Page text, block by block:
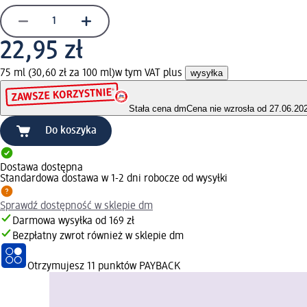
22,95 zł
75 ml (30,60 zł za 100 ml)w tym VAT plus wysyłka
Stała cena dmCena nie wzrosła od
Do koszyka
Dostawa dostępna
Standardowa dostawa w 1-2 dni robocze od wysyłki
Sprawdź dostępność w sklepie dm
Darmowa wysyłka od 169 zł
Bezpłatny zwrot również w sklepie dm
Otrzymujesz 11 punktów PAYBACK